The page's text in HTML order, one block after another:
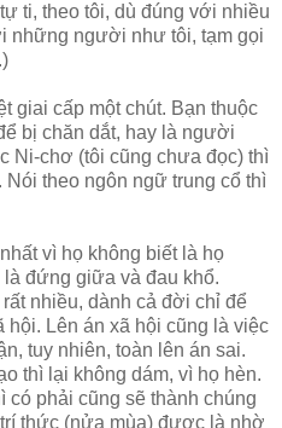
ti, theo tôi, dù đúng với nhiều
những người như tôi, tạm gọi
giai cấp một chút. Bạn thuộc
bị chăn dắt, hay là người
Ni-chơ (tôi cũng chưa đọc) thì
theo ngôn ngữ trung cổ thì
vì họ không biết là họ
đứng giữa và đau khổ.
nhiều, dành cả đời chỉ để
hội. Lên án xã hội cũng là việc
tuy nhiên, toàn lên án sai.
thì lại không dám, vì họ hèn.
có phải cũng sẽ thành chúng
thức (nửa mùa) được là nhờ